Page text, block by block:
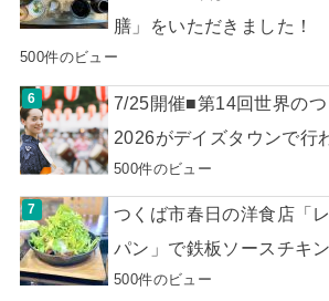
膳」をいただきました！
500件のビュー
7/25開催■第14回世界の
2026がデイズタウンで行
500件のビュー
つくば市春日の洋食店「
パン」で鉄板ソースチキ
500件のビュー